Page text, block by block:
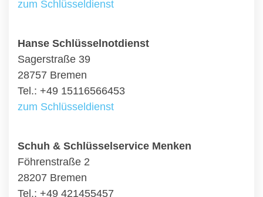
zum Schlüsseldienst
Hanse Schlüsselnotdienst
Sagerstraße 39
28757 Bremen
Tel.: +49 15116566453
zum Schlüsseldienst
Schuh & Schlüsselservice Menken
Föhrenstraße 2
28207 Bremen
Tel.: +49 421455457